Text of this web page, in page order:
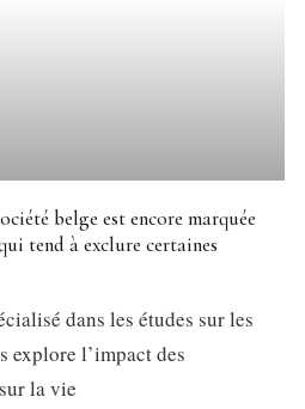
belge est encore marquée
tend à exclure certaines
dans les études sur les
explore l’impact des
la vie